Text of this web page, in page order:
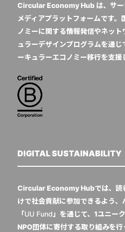
Circular Economy Hub は、サー
メディアプラットフォームです。
ノミーに関する情報発信やネッ
ュラーデザインプログラムを通
ーキュラーエコノミー移行を支援
DIGITAL SUSTAINABILITY
Circular Economy Hubでは、読
けで社会貢献に参加できるよう
「UU Fund 」を通じて、1ユニー
NPO団体に寄付する取り組みを行